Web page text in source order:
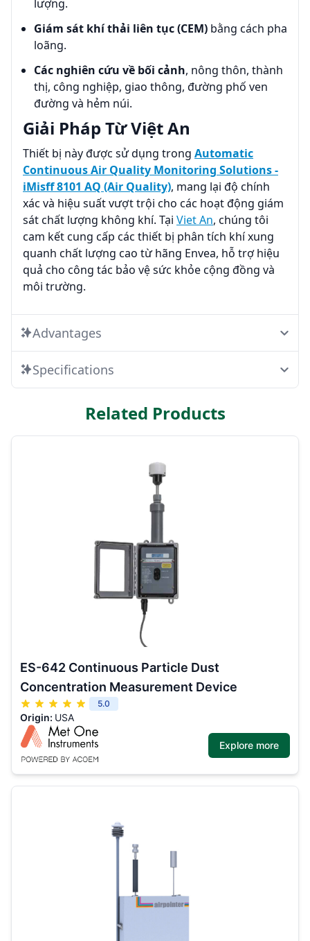
lượng.
Giám sát khí thải liên tục (CEM) bằng cách pha
loãng.
Các nghiên cứu về bối cảnh, nông thôn, thành
thị, công nghiệp, giao thông, đường phố ven
đường và hẻm núi.
Giải Pháp Từ Việt An
Thiết bị này được sử dụng trong Automatic
Continuous Air Quality Monitoring Solutions -
iMisff 8101 AQ (Air Quality), mang lại độ chính
xác và hiệu suất vượt trội cho các hoạt động giám
sát chất lượng không khí. Tại Viet An, chúng tôi
cam kết cung cấp các thiết bị phân tích khí xung
quanh chất lượng cao từ hãng Envea, hỗ trợ hiệu
quả cho công tác bảo vệ sức khỏe cộng đồng và
môi trường.
Advantages
Specifications
Related Products
ES-642 Continuous Particle Dust
Concentration Measurement Device
5.0
Origin: USA
Explore more